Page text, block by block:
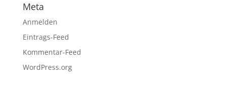
Meta
Anmelden
Eintrags-Feed
Kommentar-Feed
WordPress.org